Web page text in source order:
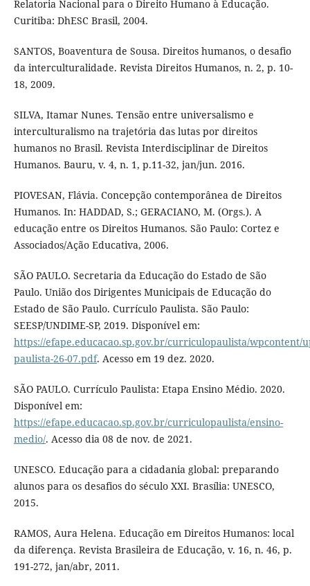
Relatoria Nacional para o Direito Humano à Educação.
Curitiba: DhESC Brasil, 2004.
SANTOS, Boaventura de Sousa. Direitos humanos, o desafio
da interculturalidade. Revista Direitos Humanos, n. 2, p. 10-
18, 2009.
SILVA, Itamar Nunes. Tensão entre universalismo e
interculturalismo na trajetória das lutas por direitos
humanos no Brasil. Revista Interdisciplinar de Direitos
Humanos. Bauru, v. 4, n. 1, p.11-32, jan/jun. 2016.
PIOVESAN, Flávia. Concepção contemporânea de Direitos
Humanos. In: HADDAD, S.; GERACIANO, M. (Orgs.). A
educação entre os Direitos Humanos. São Paulo: Cortez e
Associados/Ação Educativa, 2006.
SÃO PAULO. Secretaria da Educação do Estado de São
Paulo. União dos Dirigentes Municipais de Educação do
Estado de São Paulo. Currículo Paulista. São Paulo:
SEESP/UNDIME-SP, 2019. Disponível em:
https://efape.educacao.sp.gov.br/curriculopaulista/wpcontent/
paulista-26-07.pdf. Acesso em 19 dez. 2020.
SÃO PAULO. Currículo Paulista: Etapa Ensino Médio. 2020.
Disponível em:
https://efape.educacao.sp.gov.br/curriculopaulista/ensino-
medio/. Acesso dia 08 de nov. de 2021.
UNESCO. Educação para a cidadania global: preparando
alunos para os desafios do século XXI. Brasília: UNESCO,
2015.
RAMOS, Aura Helena. Educação em Direitos Humanos: local
da diferença. Revista Brasileira de Educação, v. 16, n. 46, p.
191-272, jan/abr, 2011.